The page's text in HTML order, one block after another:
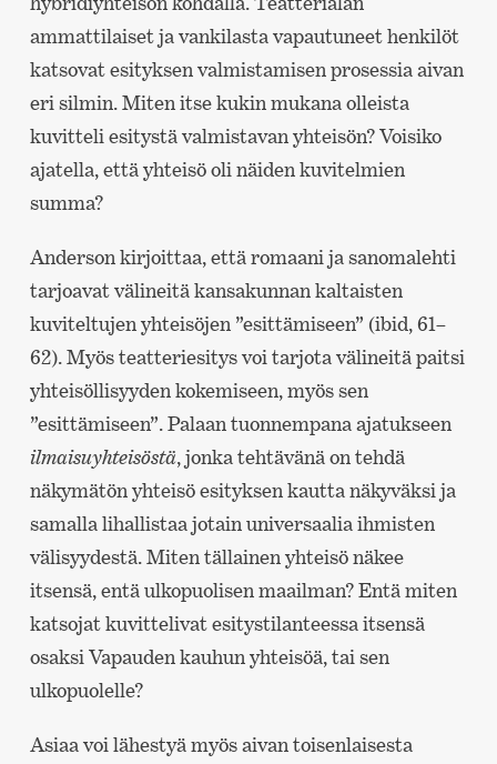
ammattilaiset ja vankilasta vapautuneet henkilöt
katsovat esityksen valmistamisen prosessia aivan
eri silmin. Miten itse kukin mukana olleista
kuvitteli esitystä valmistavan yhteisön? Voisiko
ajatella, että yhteisö oli näiden kuvitelmien
summa?
Anderson kirjoittaa, että romaani ja sanomalehti
tarjoavat välineitä kansakunnan kaltaisten
kuviteltujen yhteisöjen ”esittämiseen” (ibid, 61–
62). Myös teatteriesitys voi tarjota välineitä paitsi
yhteisöllisyyden kokemiseen, myös sen
”esittämiseen”. Palaan tuonnempana ajatukseen
ilmaisuyhteisöstä, jonka tehtävänä on tehdä
näkymätön yhteisö esityksen kautta näkyväksi ja
samalla lihallistaa jotain universaalia ihmisten
välisyydestä. Miten tällainen yhteisö näkee
itsensä, entä ulkopuolisen maailman? Entä miten
katsojat kuvittelivat esitystilanteessa itsensä
osaksi Vapauden kauhun yhteisöä, tai sen
ulkopuolelle?
Asiaa voi lähestyä myös aivan toisenlaisesta